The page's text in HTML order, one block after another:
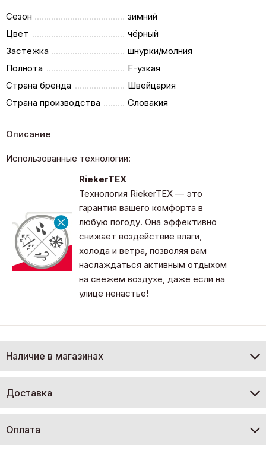
Сезон
зимний
Цвет
чёрный
Застежка
шнурки/молния
Полнота
F-узкая
Страна бренда
Швейцария
Страна производства
Словакия
Описание
Использованные технологии:
RiekerTEX
Технология RiekerTEX — это
гарантия вашего комфорта в
любую погоду. Она эффективно
снижает воздействие влаги,
холода и ветра, позволяя вам
наслаждаться активным отдыхом
на свежем воздухе, даже если на
улице ненастье!
Наличие в магазинах
Доставка
Оплата